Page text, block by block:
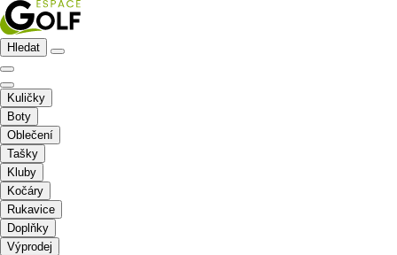
Hledat
Kuličky
Boty
Oblečení
Tašky
Kluby
Kočáry
Rukavice
Doplňky
Výprodej